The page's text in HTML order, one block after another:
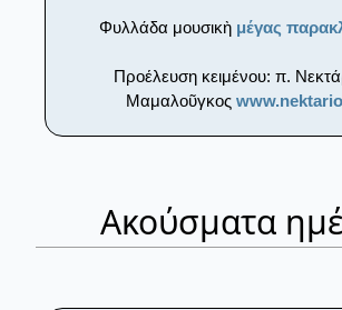
Φυλλάδα μουσικὴ μέγας
Προέλευση κειμένου: π.
Μαμαλοῦγκος
Ακούσματα